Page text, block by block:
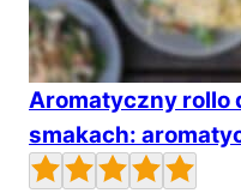
Aromatyczny rollo
smakach: